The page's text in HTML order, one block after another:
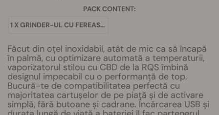
PACK CONTENT:
1 X GRINDER-UL CU FEREASTRĂ
Făcut din oțel inoxidabil, atât de mic ca să încapă
în palmă, cu optimizare automată a temperaturii,
vaporizatorul stilou cu CBD de la RQS îmbină
designul impecabil cu o performanță de top.
Bucură-te de compatibilitatea perfectă cu
majoritatea cartușelor de pe piață și de activare
simplă, fără butoane și cadrane. Încărcarea USB și